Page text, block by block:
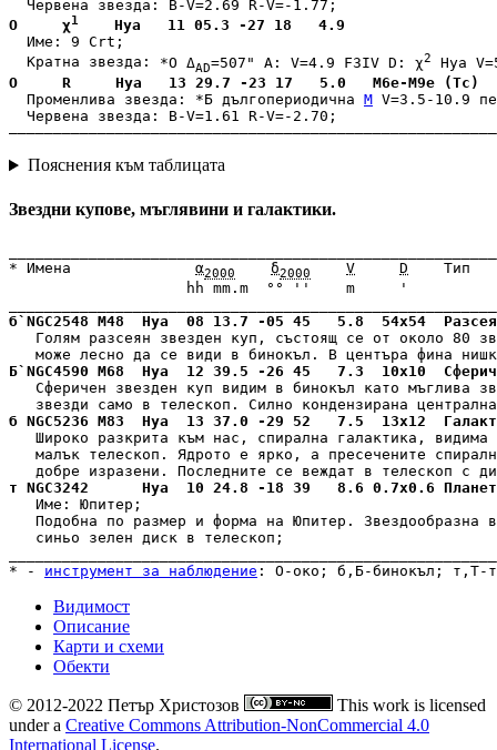
О     χ1
Hya   11 05.3 -27 18
  Име: 9 Crt;
  Кратна звезда:
*О ΔAD=507" A: V=4.9 F3IV D: χ2
Hya
О     R     Hya   13 29.7 -23 17   5.0   M6e-
  Променлива звезда:
*Б дългопериодична M V=3.5-10.9
  Червена звезда: B-V=1.61 R-V=-2.70;
Пояснения към таблицата
Звездни купове, мъглявини и галактики.
* Имена α2000 δ2000 V D
Тип
                    hh mm.m  °° ''    m     '
б`NGC2548 M48  Hya  08 13.7 -05 45   5.8  54x54
Голям разсеян звезден куп, състоящ се от около 80
Б`NGC4590 M68  Hya  12 39.5 -26 45   7.3  10x10
Сферичен звезден куп видим в бинокъл като мъглива
б NGC5236 M83  Hya  13 37.0 -29 52   7.5  13x12
Широко разкрита към нас, спирална галактика,
малък телескоп. Ядрото е ярко, а пресечените
т NGC3242      Hya  10 24.8 -18 39   8.6 0.7x0.6
   Име: Юпитер;
Подобна по размер и форма на Юпитер. Звездообразна
   синьо зелен диск в телескоп;
* - инструмент за наблюдение : О-око ; б,Б-бинокъл ; т,Т-
Видимост
Описание
Карти и схеми
Обекти
© 2012-2022 Петър Христозов
This work is licensed
under a Creative Commons Attribution-NonCommercial 4.0
International License.